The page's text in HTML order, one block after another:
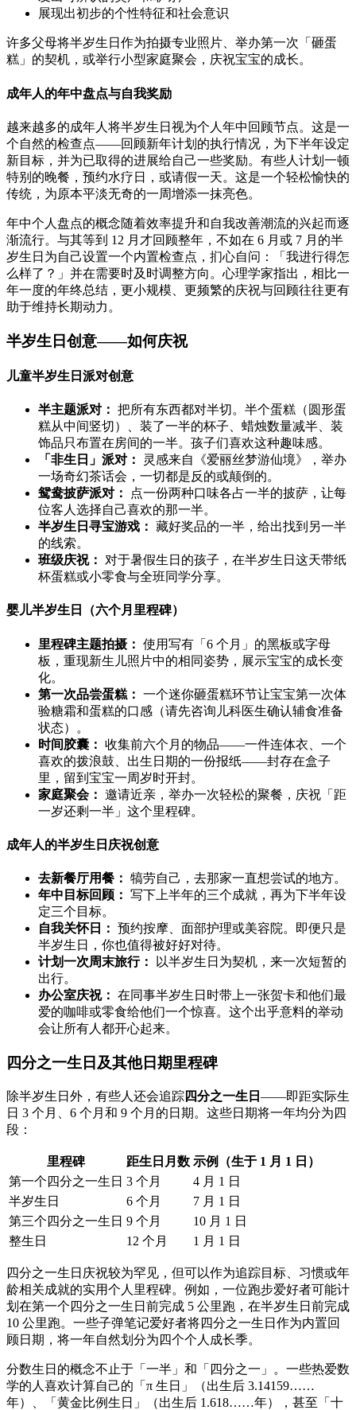
展现出初步的个性特征和社会意识
许多父母将半岁生日作为拍摄专业照片、举办第一次「砸蛋
糕」的契机，或举行小型家庭聚会，庆祝宝宝的成长。
成年人的年中盘点与自我奖励
越来越多的成年人将半岁生日视为个人年中回顾节点。这是一
个自然的检查点——回顾新年计划的执行情况，为下半年设定
新目标，并为已取得的进展给自己一些奖励。有些人计划一顿
特别的晚餐，预约水疗日，或请假一天。这是一个轻松愉快的
传统，为原本平淡无奇的一周增添一抹亮色。
年中个人盘点的概念随着效率提升和自我改善潮流的兴起而逐
渐流行。与其等到 12 月才回顾整年，不如在 6 月或 7 月的半
岁生日为自己设置一个内置检查点，扪心自问：「我进行得怎
么样了？」并在需要时及时调整方向。心理学家指出，相比一
年一度的年终总结，更小规模、更频繁的庆祝与回顾往往更有
助于维持长期动力。
半岁生日创意——如何庆祝
儿童半岁生日派对创意
半主题派对： 把所有东西都对半切。半个蛋糕（圆形蛋
糕从中间竖切）、装了一半的杯子、蜡烛数量减半、装
饰品只布置在房间的一半。孩子们喜欢这种趣味感。
「非生日」派对：
灵感来自《爱丽丝梦游仙境》，举办
一场奇幻茶话会，一切都是反的或颠倒的。
鸳鸯披萨派对：
点一份两种口味各占一半的披萨，让每
位客人选择自己喜欢的那一半。
半岁生日寻宝游戏： 藏好奖品的一半，给出找到另一半
的线索。
班级庆祝：
对于暑假生日的孩子，在半岁生日这天带纸
杯蛋糕或小零食与全班同学分享。
婴儿半岁生日（六个月里程碑）
里程碑主题拍摄： 使用写有「6 个月」的黑板或字母
板，重现新生儿照片中的相同姿势，展示宝宝的成长变
化。
第一次品尝蛋糕： 一个迷你砸蛋糕环节让宝宝第一次体
验糖霜和蛋糕的口感（请先咨询儿科医生确认辅食准备
状态）。
时间胶囊： 收集前六个月的物品——一件连体衣、一个
喜欢的拨浪鼓、出生日期的一份报纸——封存在盒子
里，留到宝宝一周岁时开封。
家庭聚会： 邀请近亲，举办一次轻松的聚餐，庆祝「距
一岁还剩一半」这个里程碑。
成年人的半岁生日庆祝创意
去新餐厅用餐： 犒劳自己，去那家一直想尝试的地方。
年中目标回顾： 写下上半年的三个成就，再为下半年设
定三个目标。
自我关怀日： 预约按摩、面部护理或美容院。即便只是
半岁生日，你也值得被好好对待。
计划一次周末旅行：
以半岁生日为契机，来一次短暂的
出行。
办公室庆祝： 在同事半岁生日时带上一张贺卡和他们最
爱的咖啡或零食给他们一个惊喜。这个出乎意料的举动
会让所有人都开心起来。
四分之一生日及其他日期里程碑
除半岁生日外，有些人还会追踪四分之一生日 ——即距实际生
日 3 个月、6 个月和 9 个月的日期。这些日期将一年均分为四
段：
里程碑 距生日月数 示例（生于 1 月 1 日）
第一个四分之一生日 3 个月
4 月 1 日
半岁生日
6 个月
7 月 1 日
第三个四分之一生日 9 个月
10 月 1 日
整生日
12 个月 1 月 1 日
四分之一生日庆祝较为罕见，但可以作为追踪目标、习惯或年
龄相关成就的实用个人里程碑。例如，一位跑步爱好者可能计
划在第一个四分之一生日前完成 5 公里跑，在半岁生日前完成
10 公里跑。一些子弹笔记爱好者将四分之一生日作为内置回
顾日期，将一年自然划分为四个个人成长季。
分数生日的概念不止于「一半」和「四分之一」。一些热爱数
学的人喜欢计算自己的「π 生日」（出生后 3.14159……
年）、「黄金比例生日」（出生后 1.618……年），甚至「十